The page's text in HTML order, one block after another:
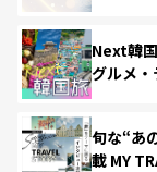
Next韓
グルメ・
旬な“あ
載 MY